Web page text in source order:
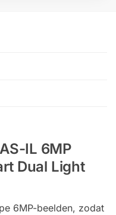
IL 6MP
Dual Light
6MP-beelden, zodat